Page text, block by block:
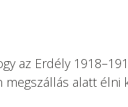
az Erdély
alatt